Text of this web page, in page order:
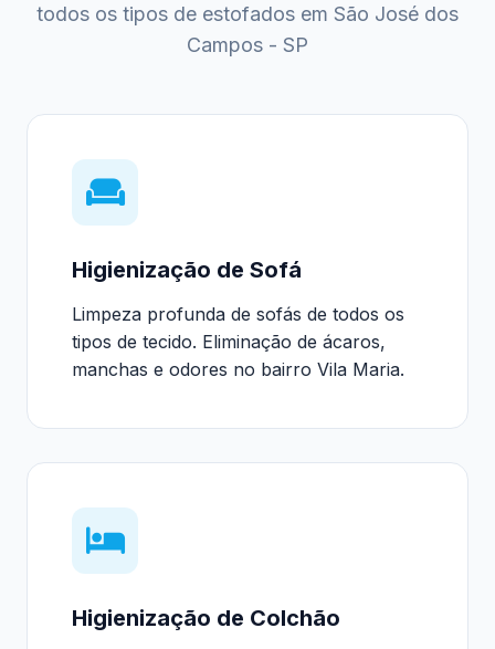
todos os tipos de estofados em São José dos
Campos - SP
Higienização de Sofá
Limpeza profunda de sofás de todos os
tipos de tecido. Eliminação de ácaros,
manchas e odores no bairro Vila Maria.
Higienização de Colchão